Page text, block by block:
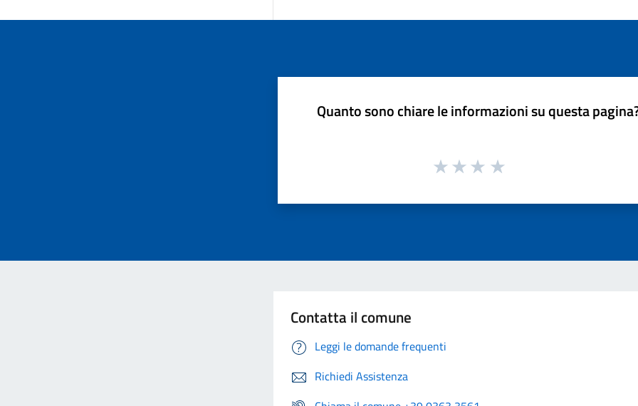
Quanto sono chiare le informazioni su questa
Contatta il comune
Leggi le domande frequenti
Richiedi Assistenza